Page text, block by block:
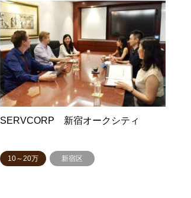
SERVCORP 新宿オークシティ
10～20万 新宿区